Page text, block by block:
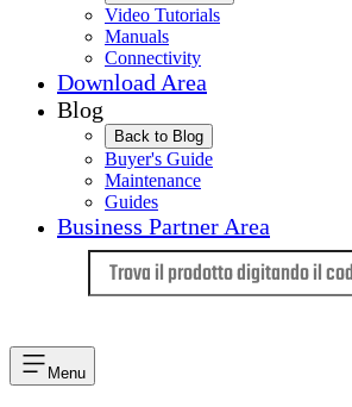
Video Tutorials
Manuals
Connectivity
Download Area
Blog
Back to Blog
Buyer's Guide
Maintenance
Guides
Business Partner Area
Menu